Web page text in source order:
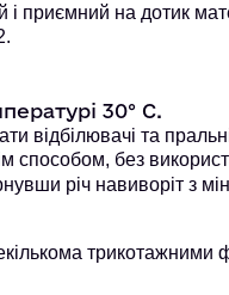
і приємний на дотик
30° С.
відбілювачі та
способом, без
річ навиворіт з
трикотажними